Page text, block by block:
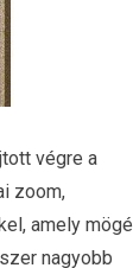
végre a
zoom,
amely mögé
nagyobb